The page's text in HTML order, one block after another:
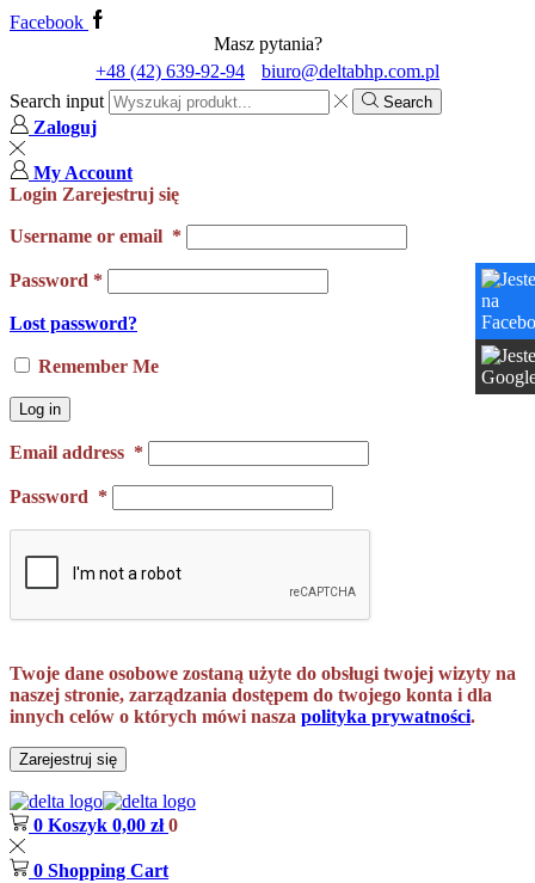
Facebook
Masz pytania?
+48 (42) 639-92-94
biuro@deltabhp.com.pl
Search input
Search
Zaloguj
My Account
Login Zarejestruj się
Username or email *
Password *
Lost password?
Remember Me
Log in
Email address *
Password *
Twoje dane osobowe zostaną użyte do obsługi twojej wizyty na
naszej stronie, zarządzania dostępem do twojego konta i dla
innych celów o których mówi nasza polityka prywatności.
Zarejestruj się
0 Koszyk 0,00 zł 0
0 Shopping Cart